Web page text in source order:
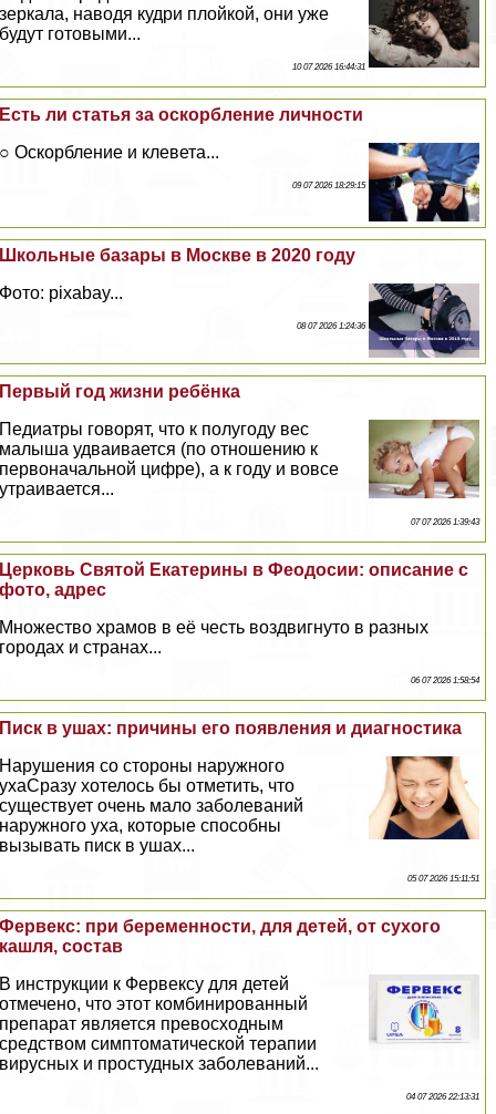
зеркала, наводя кудри плойкой, они уже
будут готовыми...
10 07 2026 16:44:31
Есть ли статья за оскорбление личности
○ Оскорбление и клевета...
09 07 2026 18:29:15
Школьные базары в Москве в 2020 году
Фото: pixabay...
08 07 2026 1:24:36
Первый год жизни ребёнка
Педиатры говорят, что к полугоду вес
малыша удваивается (по отношению к
первоначальной цифре), а к году и вовсе
утраивается...
07 07 2026 1:39:43
Церковь Святой Екатерины в Феодосии: описание с
фото, адрес
Множество храмов в её честь воздвигнуто в разных
городах и странах...
06 07 2026 1:58:54
Писк в ушах: причины его появления и диагностика
Нарушения со стороны наружного
ухаСразу хотелось бы отметить, что
существует очень мало заболеваний
наружного уха, которые способны
вызывать писк в ушах...
05 07 2026 15:11:51
Фервекс: при беременности, для детей, от сухого
кашля, состав
В инструкции к Фервексу для детей
отмечено, что этот комбинированный
препарат является превосходным
средством симптоматической терапии
вирусных и простудных заболеваний...
04 07 2026 22:13:31